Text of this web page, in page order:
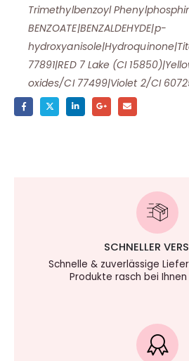
Trimethylbenzoyl
BENZOATE|BENZALDEHYDE|p-
77891|RED 7 Lake (CI
oxides/CI 77499|Violet 2/CI
SCHNELLER
Schnelle & zuverlässige
Produkte rasch bei